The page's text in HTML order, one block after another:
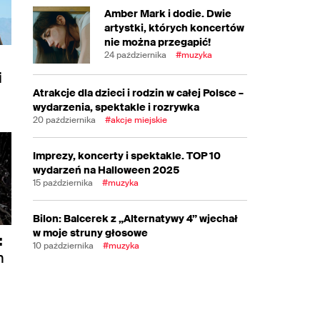
Amber Mark i dodie. Dwie
artystki, których koncertów
nie można przegapić!
24 października #muzyka
Atrakcje dla dzieci i rodzin w całej Polsce –
wydarzenia, spektakle i rozrywka
20 października #akcje miejskie
Imprezy, koncerty i spektakle. TOP 10
wydarzeń na Halloween 2025
15 października #muzyka
Bilon: Balcerek z „Alternatywy 4” wjechał
w moje struny głosowe
10 października #muzyka